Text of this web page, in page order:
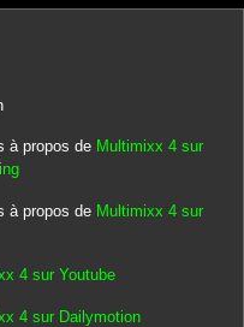
à propos de Multimixx 4 sur
à propos de Multimixx 4 sur
4 sur Youtube
4 sur Dailymotion